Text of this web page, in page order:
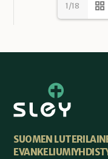
1/18
SUOMEN